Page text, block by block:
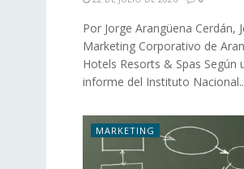
Por Jorge Arangüena Cerdán,
Marketing Corporativo de
Hotels Resorts & Spas Según
informe del Instituto
MARKETING